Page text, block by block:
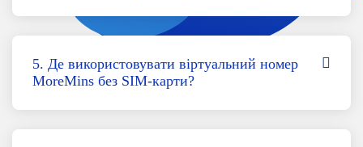
5. Де використовувати віртуальний номер
MoreMins без SIM-карти?